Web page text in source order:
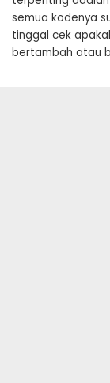
semua kodenya
tinggal cek
bertambah atau